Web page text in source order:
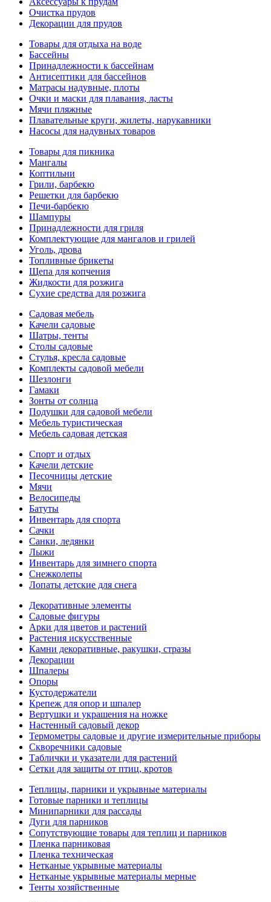
Очистка прудов
Декорации для прудов
Товары для отдыха на воде
Бассейны
Принадлежности к бассейнам
Антисептики для бассейнов
Матраcы надувные, плоты
Очки и маски для плавания, ласты
Мячи пляжные
Плавательные круги, жилеты, нарукавники
Насосы для надувных товаров
Товары для пикника
Мангалы
Коптильни
Грили, барбекю
Решетки для барбекю
Печи-барбекю
Шампуры
Принадлежности для гриля
Комплектующие для мангалов и грилей
Уголь, дрова
Топливные брикеты
Щепа для копчения
Жидкости для розжига
Сухие средства для розжига
Садовая мебель
Качели садовые
Шатры, тенты
Столы садовые
Стулья, кресла садовые
Комплекты садовой мебели
Шезлонги
Гамаки
Зонты от солнца
Подушки для садовой мебели
Мебель туристическая
Мебель садовая детская
Спорт и отдых
Качели детские
Песочницы детские
Мячи
Велосипеды
Батуты
Инвентарь для спорта
Сачки
Санки, ледянки
Лыжи
Инвентарь для зимнего спорта
Снежколепы
Лопаты детские для снега
Декоративные элементы
Садовые фигуры
Арки для цветов и растений
Растения искусственные
Камни декоративные, ракушки, стразы
Декорации
Шпалеры
Опоры
Кустодержатели
Крепеж для опор и шпалер
Вертушки и украшения на ножке
Настенный садовый декор
Термометры садовые и другие измерительные приборы
Скворечники садовые
Таблички и указатели для растений
Сетки для защиты от птиц, кротов
Теплицы, парники и укрывные материалы
Готовые парники и теплицы
Минипарники для рассады
Дуги для парников
Сопутствующие товары для теплиц и парников
Пленка парниковая
Пленка техническая
Нетканые укрывные материалы
Нетканые укрывные материалы мерные
Тенты хозяйственные